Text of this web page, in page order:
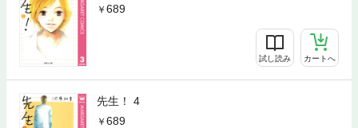
689
試し読み カートへ
先生！ 4
689